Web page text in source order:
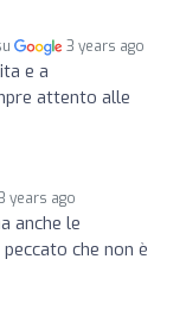
3 years ago
e a
attento alle
years ago
anche le
che non è